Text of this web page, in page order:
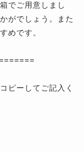
でご用意しまし
がでしょう。また
めです。
ピーしてご記入く